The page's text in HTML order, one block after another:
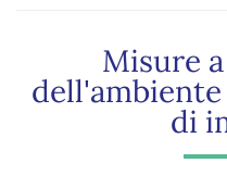
Misure
di